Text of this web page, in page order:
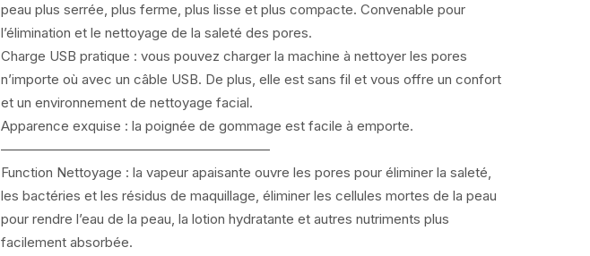
peau plus serrée, plus ferme, plus lisse et plus compacte. Convenable pour
l’élimination et le nettoyage de la saleté des pores.
Charge USB pratique : vous pouvez charger la machine à nettoyer les pores
n’importe où avec un câble USB. De plus, elle est sans fil et vous offre un confort
et un environnement de nettoyage facial.
Apparence exquise : la poignée de gommage est facile à emporte.
————————————————————
Function Nettoyage : la vapeur apaisante ouvre les pores pour éliminer la saleté,
les bactéries et les résidus de maquillage, éliminer les cellules mortes de la peau
pour rendre l’eau de la peau, la lotion hydratante et autres nutriments plus
facilement absorbée.